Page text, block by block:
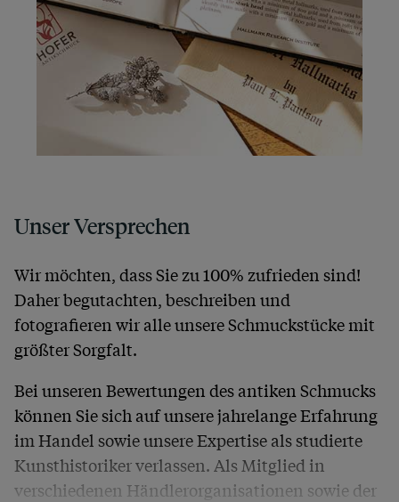
Unser Versprechen
Wir möchten, dass Sie zu 100% zufrieden sind!
Daher begutachten, beschreiben und
fotografieren wir alle unsere Schmuckstücke mit
größter Sorgfalt.
Bei unseren Bewertungen des antiken Schmucks
können Sie sich auf unsere jahrelange Erfahrung
im Handel sowie unsere Expertise als studierte
Kunsthistoriker verlassen. Als Mitglied in
verschiedenen Händlerorganisationen sowie der